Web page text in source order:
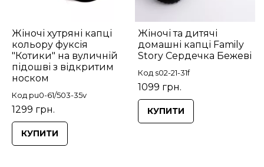
Жіночі хутряні капці
кольору фуксія
"Котики" на вуличній
підошві з відкритим
носком
Код pu0-61/503-35v
1299 грн.
КУПИТИ
Жіночі та дитячі
домашні капці Family
Story Сердечка Бежеві
Код s02-21-31f
1099 грн.
КУПИТИ